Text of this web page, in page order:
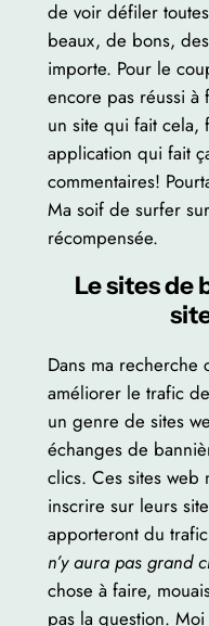
de voir défiler
beaux, de bons,
importe. Pour le
encore pas réussi à
un site qui fait cela,
application qui fait
commentaires!
Ma soif de surfer
récompensée.
Le sites de
Dans ma recherche
améliorer le trafic
un genre de sites
échanges de
clics. Ces sites web
inscrire sur leurs
apporteront du
n’y aura pas grand
chose à faire,
pas la question.